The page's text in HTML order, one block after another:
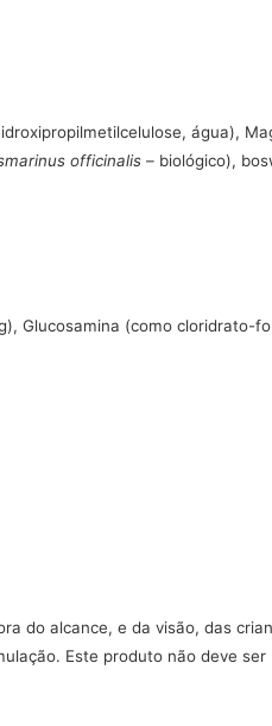
água),
officinalis – biológico),
Glucosamina (como
do alcance, e da visão, das
Este produto não deve